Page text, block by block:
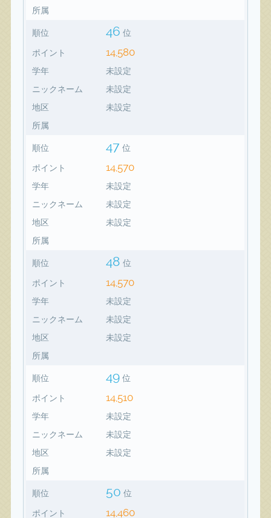
所属
順位 46 位
ポイント 14,580
学年
未設定
ニックネーム
未設定
地区
未設定
所属
順位 47 位
ポイント 14,570
学年
未設定
ニックネーム
未設定
地区
未設定
所属
順位 48 位
ポイント 14,570
学年
未設定
ニックネーム
未設定
地区
未設定
所属
順位 49 位
ポイント 14,510
学年
未設定
ニックネーム
未設定
地区
未設定
所属
順位 50 位
ポイント 14,460